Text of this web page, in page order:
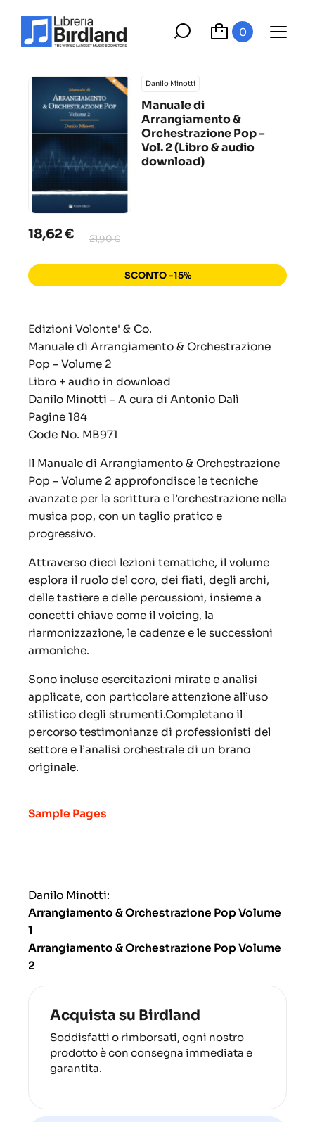
0
Danilo Minotti
Manuale di
Arrangiamento &
Orchestrazione Pop –
Vol. 2 (Libro & audio
download)
18,62 € 21,90 €
SCONTO -15%
Edizioni Volonte' & Co.
Manuale di Arrangiamento & Orchestrazione
Pop – Volume 2
Libro + audio in download
Danilo Minotti - A cura di Antonio Dalì
Pagine 184
Code No. MB971
Il Manuale di Arrangiamento & Orchestrazione
Pop – Volume 2 approfondisce le tecniche
avanzate per la scrittura e l’orchestrazione nella
musica pop, con un taglio pratico e
progressivo.
Attraverso dieci lezioni tematiche, il volume
esplora il ruolo del coro, dei fiati, degli archi,
delle tastiere e delle percussioni, insieme a
concetti chiave come il voicing, la
riarmonizzazione, le cadenze e le successioni
armoniche.
Sono incluse esercitazioni mirate e analisi
applicate, con particolare attenzione all’uso
stilistico degli strumenti.Completano il
percorso testimonianze di professionisti del
settore e l’analisi orchestrale di un brano
originale.
Sample Pages
Danilo Minotti:
Arrangiamento & Orchestrazione Pop Volume
1
Arrangiamento & Orchestrazione Pop Volume
2
Acquista su Birdland
Soddisfatti o rimborsati, ogni nostro
prodotto è con consegna immediata e
garantita.